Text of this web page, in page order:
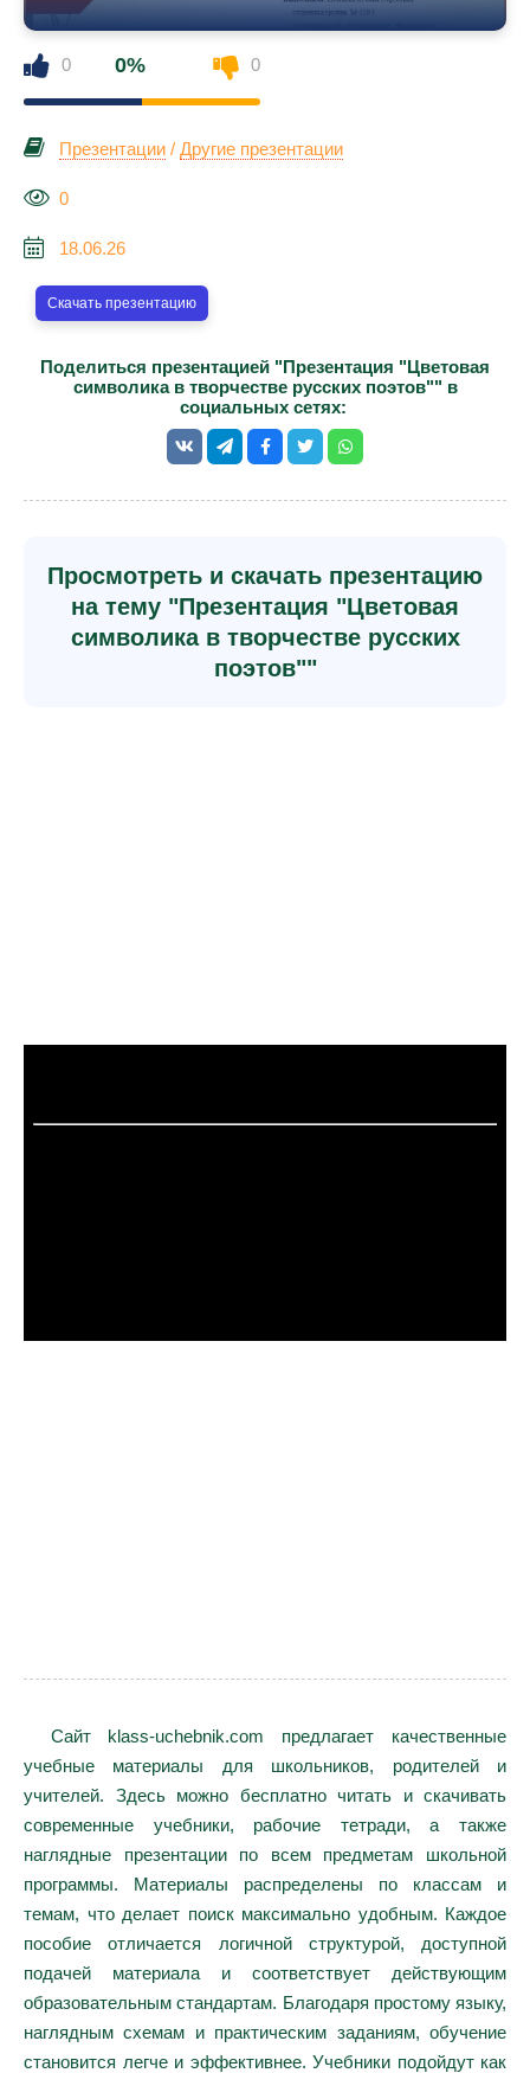
0 0% 0
Презентации / Другие презентации
0
18.06.26
Скачать презентацию
Поделиться презентацией "Презентация "Цветовая
символика в творчестве русских поэтов"" в
социальных сетях:
Просмотреть и скачать презентацию
на тему "Презентация "Цветовая
символика в творчестве русских
поэтов""
Сайт klass-uchebnik.com предлагает качественные
учебные материалы для школьников, родителей и
учителей. Здесь можно бесплатно читать и скачивать
современные учебники, рабочие тетради, а также
наглядные презентации по всем предметам школьной
программы. Материалы распределены по классам и
темам, что делает поиск максимально удобным. Каждое
пособие отличается логичной структурой, доступной
подачей материала и соответствует действующим
образовательным стандартам. Благодаря простому языку,
наглядным схемам и практическим заданиям, обучение
становится легче и эффективнее. Учебники подойдут как